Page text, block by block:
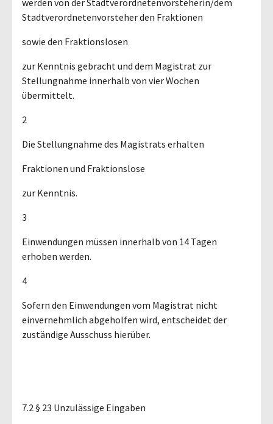
Stadtverordnetenvorsteher den Fraktionen
sowie den Fraktionslosen
zur Kenntnis gebracht und dem Magistrat zur
Stellungnahme innerhalb von vier Wochen
übermittelt.
2
Die Stellungnahme des Magistrats erhalten
Fraktionen und Fraktionslose
zur Kenntnis.
3
Einwendungen müssen innerhalb von 14 Tagen
erhoben werden.
4
Sofern den Einwendungen vom Magistrat nicht
einvernehmlich abgeholfen wird, entscheidet der
zuständige Ausschuss hierüber.
7.2 § 23 Unzulässige Eingaben